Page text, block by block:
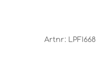
Artnr: LPFI668